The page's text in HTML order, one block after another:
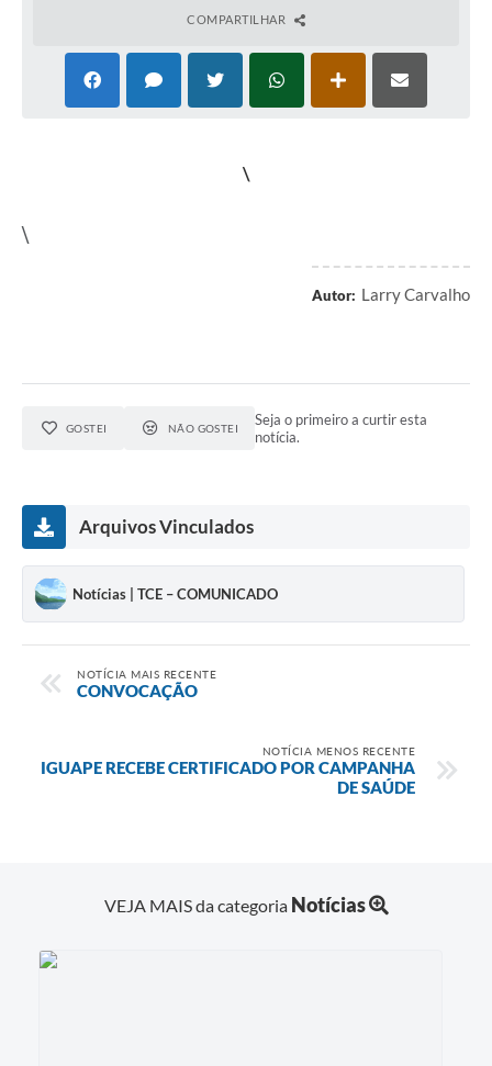
COMPARTILHAR
\
\
Autor: Larry Carvalho
GOSTEI NÃO GOSTEI
Seja o primeiro a curtir esta
notícia.
Arquivos Vinculados
Notícias | TCE – COMUNICADO
NOTÍCIA MAIS RECENTE
CONVOCAÇÃO
NOTÍCIA MENOS RECENTE
IGUAPE RECEBE CERTIFICADO POR CAMPANHA
DE SAÚDE
VEJA MAIS da categoria Notícias